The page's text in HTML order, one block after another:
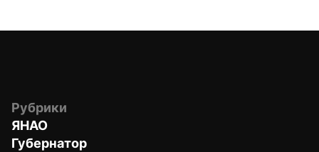
Рубрики
ЯНАО
Губернатор